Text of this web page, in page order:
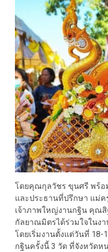
โดยคุณกุลวัชร ขุนศรี พร้อ
และประธานที่ปรึกษา แม่
เจ้าภาพใหญ่งานกฐิน คุณ
กัลยาณมิตรได้ร่วมใจในง
โดยเริ่มงานตั้งแต่วันที่
กฐินครั้งนี้ 3 วัด ที่จังหวัดห